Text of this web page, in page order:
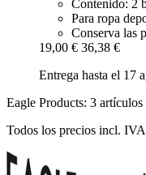
Contenido: 2
Para ropa
Conserva las
19,00 € 36,38 €
Entrega hasta el 17
Eagle Products: 3 artículos
Todos los precios incl. IVA